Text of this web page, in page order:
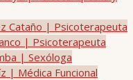
Cataño | Psicoterapeuta
| Psicoterapeuta
| Sexóloga
| Médica Funcional